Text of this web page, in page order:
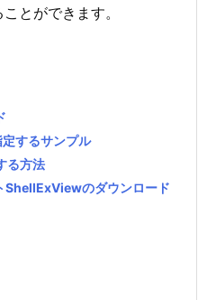
とができます。
するサンプル
る方法
のダウンロード